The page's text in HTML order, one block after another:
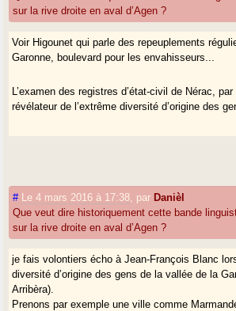
sur la rive droite en aval d’Agen ?
Voir Higounet qui parle des repeuplements
Garonne, boulevard pour les envahisseurs...
L’examen des registres d’état-civil de Nérac,
révélateur de l’extrême diversité d’origine des
# Le 4 mars 2016 à 17:38 par Danièl
Que veut dire historiquement cette bande
sur la rive droite en aval d’Agen ?
je fais volontiers écho à Jean-François Blanc
diversité d’origine des gens de la vallée de la
Arribèra).
Prenons par exemple une ville comme